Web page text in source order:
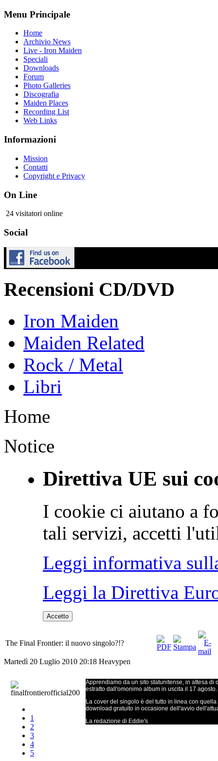
Menu Principale
Home
Archivio News
Live - Iron Maiden
Speciali
Downloads
Forum
Photo Galleries
Discografia
Maiden Places
Recording List
Web Links
Informazioni
Mission
Contatti
Copyright e Privacy
On Line
24 visitatori online
Social
Recensioni CD/DVD
Iron Maiden
Maiden Related
Rock / Metal
Libri
Home
Notice
Direttiva UE sui
I cookie ci aiutano a
tali servizi, accetti
Leggi informativa
Leggi la Direttiva
Accetto
The Final Frontier: il nuovo singolo?!?
Martedì 20 Luglio 2010 20:18 Heavypen
1
2
3
4
5
Apprendiamo da un sito statunitense, in attesa
estratto dall'omonimo album in uscita il 17 agosto.
La cover del singolo è del tutto in linea con
download gratuito in occasione dell'avvio
La redazione di Eddie's